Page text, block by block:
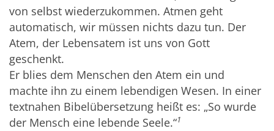
von selbst wiederzukommen. Atmen geht
automatisch, wir müssen nichts dazu tun. Der
Atem, der Lebensatem ist uns von Gott
geschenkt.
Er blies dem Menschen den Atem ein und
machte ihn zu einem lebendigen Wesen. In einer
textnahen Bibelübersetzung heißt es: „So wurde
der Mensch eine lebende Seele.“1